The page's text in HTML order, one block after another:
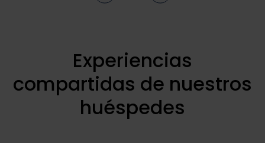
Experiencias
compartidas de nuestros
huéspedes